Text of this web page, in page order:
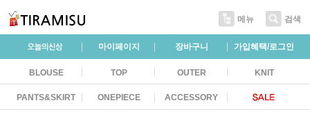
메뉴 검색
마이페이지 장바구니 가입혜택/로그인
BLOUSE TOP OUTER KNIT
PANTS&SKIRT ONEPIECE ACCESSORY